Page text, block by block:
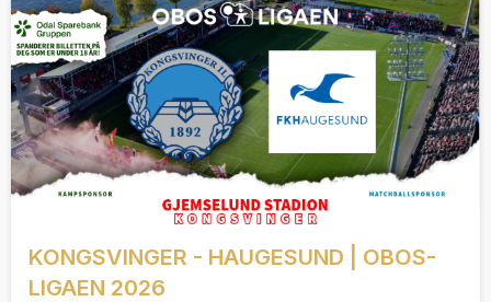
KONGSVINGER - HAUGESUND | OBOS-
LIGAEN 2026